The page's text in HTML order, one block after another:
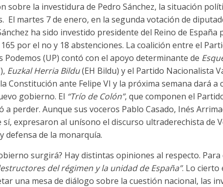
b
k
sobre la investidura de Pedro Sánchez, la situación
El martes 7 de enero, en la segunda votación de
ha sido investido presidente del Reino de España
por el no y 18 abstenciones. La coalición entre el
Podemos (UP) contó con el apoyo determinante de
Euzkal Herria Bildu(EH Bildu) y el Partido Nacionalista
Constitución ante Felipe VI y la próxima semana dará a
gobierno. El “Trío de Colón”, que componen el
a perder. Aunque sus voceros Pablo Casado, Inés
expresaron al unísono el discurso ultraderechista de
defensa de la monarquía.
surgirá? Hay distintas opiniones al respecto. Para
del régimen y la unidad de España”. Lo cierto
una mesa de diálogo sobre la cuestión nacional, las